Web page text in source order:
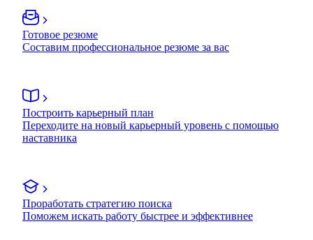
Готовое резюме
Составим профессиональное резюме за вас
Построить карьерный план
Переходите на новый карьерный уровень с помощью
наставника
Проработать стратегию поиска
Поможем искать работу быстрее и эффективнее